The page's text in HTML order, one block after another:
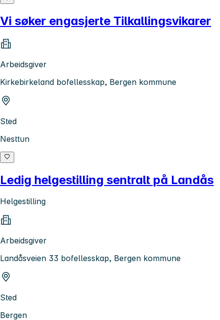
Vi søker engasjerte Tilkallingsvikarer
Arbeidsgiver
Kirkebirkeland bofellesskap, Bergen kommune
Sted
Nesttun
Ledig helgestilling sentralt på Landås
Helgestilling
Arbeidsgiver
Landåsveien 33 bofellesskap, Bergen kommune
Sted
Bergen